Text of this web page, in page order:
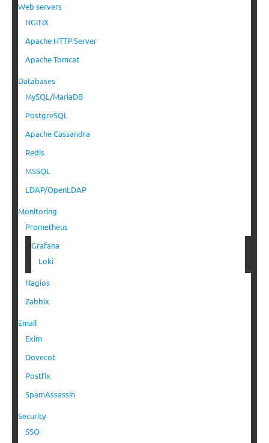
Web servers
NGINX
Apache HTTP Server
Apache Tomcat
Databases
MySQL/MariaDB
PostgreSQL
Apache Cassandra
Redis
MSSQL
LDAP/OpenLDAP
Monitoring
Prometheus
Grafana
Loki
Nagios
Zabbix
Email
Exim
Dovecot
Postfix
SpamAssassin
Security
SSO